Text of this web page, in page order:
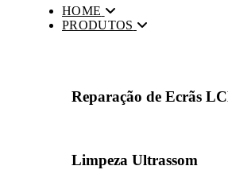
HOME
PRODUTOS
Reparação de Ecrãs
Limpeza Ultrassom